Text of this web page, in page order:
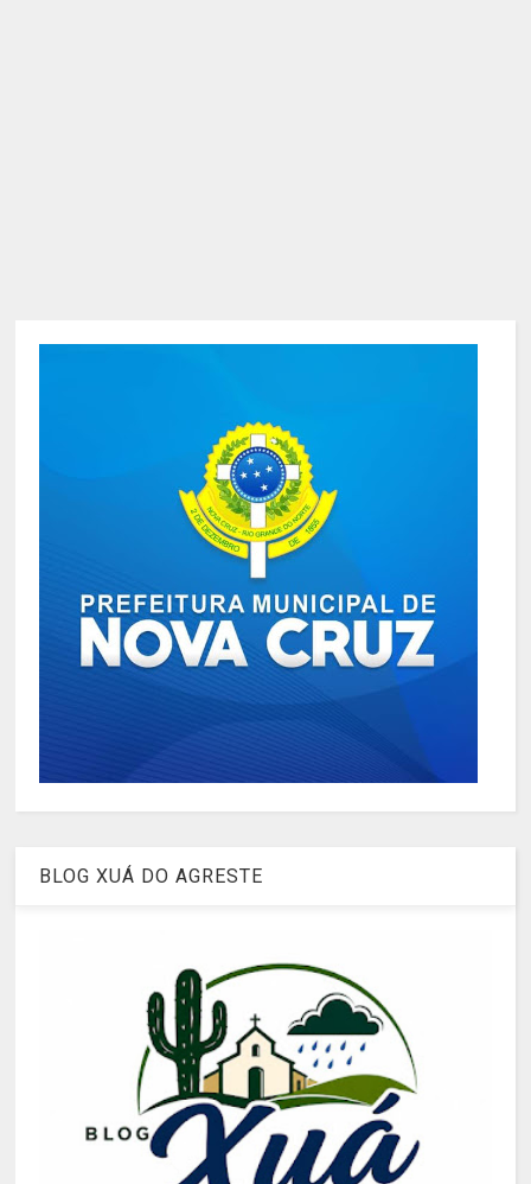
BLOG XUÁ DO AGRESTE